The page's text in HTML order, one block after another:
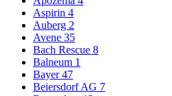
Aspirin 4
Auberg 2
Avene 35
Bach Rescue 8
Balneum 1
Bayer47
Beiersdorf AG 7